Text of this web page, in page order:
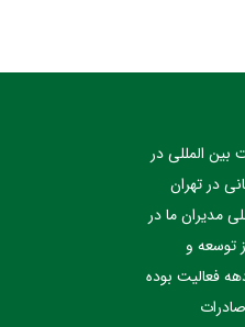
تاپ کوتد
است که با درجات کیفی مختلف
داخل کشور کرده‌اند. پرسال به عنوان
این کاغذ مقرون‌به‌صرفه را با
لازم جهت تحویل بار در انبار
المللی در
در تهران
مدیران ما در
توسعه و
ما در نزدیک به 3 دهه فعالیت بوده